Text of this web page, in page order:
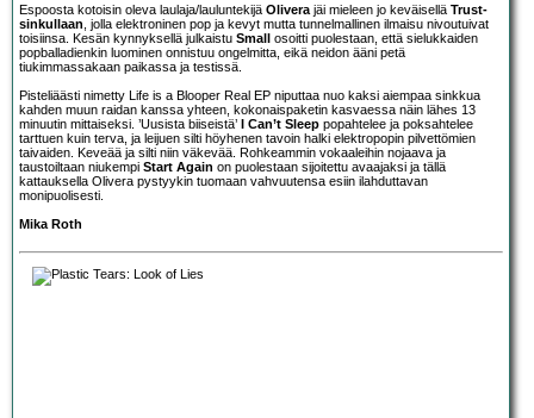
Espoosta kotoisin oleva laulaja/lauluntekijä Olivera jäi mieleen jo keväisellä Trust-
sinkullaan , jolla elektroninen pop ja kevyt mutta tunnelmallinen ilmaisu nivoutuivat
toisiinsa. Kesän kynnyksellä julkaistu Small osoitti puolestaan, että sielukkaiden
popballadienkin luominen onnistuu ongelmitta, eikä neidon ääni petä
tiukimmassakaan paikassa ja testissä.
Pisteliäästi nimetty Life is a Blooper Real EP niputtaa nuo kaksi aiempaa sinkkua
kahden muun raidan kanssa yhteen, kokonaispaketin kasvaessa näin lähes 13
minuutin mittaiseksi. ’Uusista biiseistä’ I Can’t Sleep popahtelee ja poksahtelee
tarttuen kuin terva, ja leijuen silti höyhenen tavoin halki elektropopin pilvettömien
taivaiden. Keveää ja silti niin väkevää. Rohkeammin vokaaleihin nojaava ja
taustoiltaan niukempi Start Again on puolestaan sijoitettu avaajaksi ja tällä
kattauksella Olivera pystyykin tuomaan vahvuutensa esiin ilahduttavan
monipuolisesti.
Mika Roth